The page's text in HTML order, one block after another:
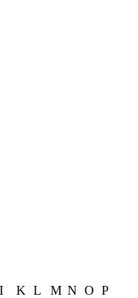
I K L M N O P